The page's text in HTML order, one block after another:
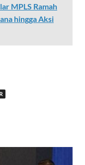
MPLS Ramah
hingga Aksi